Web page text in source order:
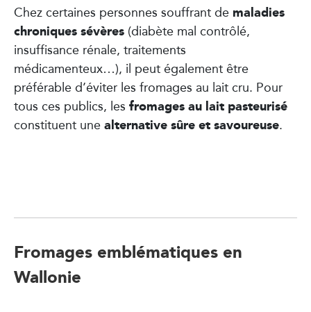
Chez certaines personnes souffrant de maladies
chroniques sévères (diabète mal contrôlé,
insuffisance rénale, traitements
médicamenteux…), il peut également être
préférable d’éviter les fromages au lait cru. Pour
tous ces publics, les fromages au lait pasteurisé
constituent unealternative sûre et savoureuse.
Fromages emblématiques en
Wallonie